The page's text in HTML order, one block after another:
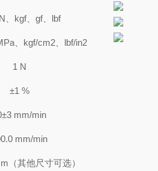
、kgf、gf、lbf
、kgf/cm2、lbf/in2
1 N
±1 %
mm/min
mm/min
（其他尺寸可选）